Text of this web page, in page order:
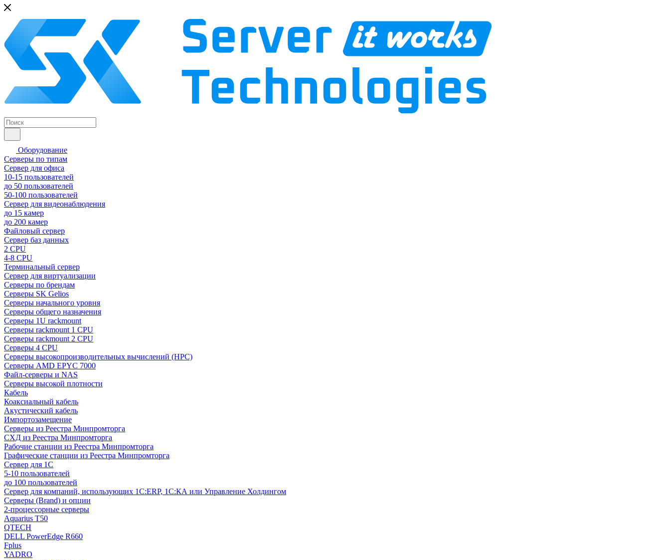
Оборудование
Серверы по типам
Сервер для офиса
10-15 пользователей
до 50 пользователей
50-100 пользователей
Сервер для видеонаблюдения
до 15 камер
до 200 камер
Файловый сервер
Сервер баз данных
2 CPU
4-8 CPU
Терминальный сервер
Сервер для виртуализации
Серверы по брендам
Серверы SK Gelios
Серверы начального уровня
Серверы общего назначения
Серверы 1U rackmount
Серверы rackmount 1 CPU
Серверы rackmount 2 CPU
Серверы 4 CPU
Серверы высокопроизводительных вычислений (HPC)
Серверы AMD EPYC 7000
Файл-серверы и NAS
Серверы высокой плотности
Кабель
Коаксиальный кабель
Акустический кабель
Импортозамещение
Серверы из Реестра Минпромторга
СХД из Реестра Минпромторга
Рабочие станции из Реестра Минпромторга
Графические станции из Реестра Минпромторга
Сервер для 1С
5-10 пользователей
до 100 пользователей
Сервер для компаний, использующих 1C:ERP, 1С:КА или Управление Холдингом
Серверы (Brand) и опции
2-процессорные серверы
Aquarius T50
QTECH
DELL PowerEdge R660
Fplus
YADRO